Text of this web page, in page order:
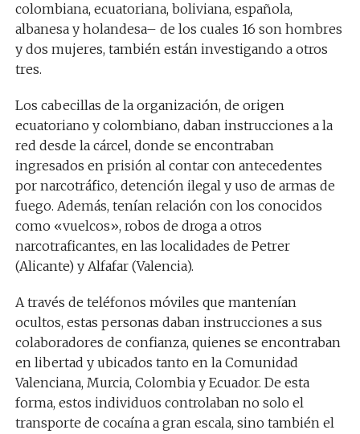
colombiana, ecuatoriana, boliviana, española,
albanesa y holandesa– de los cuales 16 son hombres
y dos mujeres, también están investigando a otros
tres.
Los cabecillas de la organización, de origen
ecuatoriano y colombiano, daban instrucciones a la
red desde la cárcel, donde se encontraban
ingresados en prisión al contar con antecedentes
por narcotráfico, detención ilegal y uso de armas de
fuego. Además, tenían relación con los conocidos
como «vuelcos», robos de droga a otros
narcotraficantes, en las localidades de Petrer
(Alicante) y Alfafar (Valencia).
A través de teléfonos móviles que mantenían
ocultos, estas personas daban instrucciones a sus
colaboradores de confianza, quienes se encontraban
en libertad y ubicados tanto en la Comunidad
Valenciana, Murcia, Colombia y Ecuador. De esta
forma, estos individuos controlaban no solo el
transporte de cocaína a gran escala, sino también el